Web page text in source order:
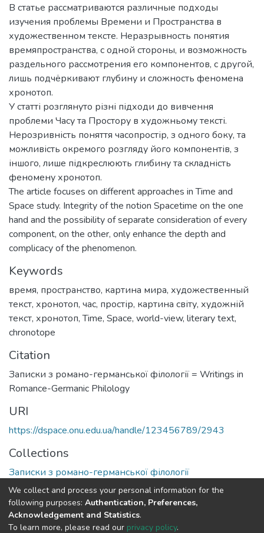
В статье рассматриваются различные подходы
изучения проблемы Времени и Пространства в
художественном тексте. Неразрывность понятия
времяпространства, с одной стороны, и возможность
раздельного рассмотрения его компонентов, с другой,
лишь подчёркивают глубину и сложность феномена
хронотоп.
У статті розглянуто різні підходи до вивчення
проблеми Часу та Простору в художньому тексті.
Нерозривність поняття часопростір, з одного боку, та
можливість окремого розгляду його компонентів, з
іншого, лише підкреслюють глибину та складність
феномену хронотоп.
The article focuses on different approaches in Time and
Space study. Integrity of the notion Spacetime on the one
hand and the possibility of separate consideration of every
component, on the other, only enhance the depth and
complicacy of the phenomenon.
Keywords
время, пространство, картина мира, художественный
текст, хронотоп, час, простір, картина світу, художній
текст, хронотоп,Time, Space, world-view, literary text,
chronotope
Citation
Записки з романо-германської філології = Writings in
Romance-Germanic Philology
URI
https://dspace.onu.edu.ua/handle/123456789/2943
Collections
Записки з романо-германської філології
Full item page
We collect and process your personal information for the
following purposes: Authentication, Preferences,
Acknowledgement and Statistics.
To learn more, please read our privacy policy.